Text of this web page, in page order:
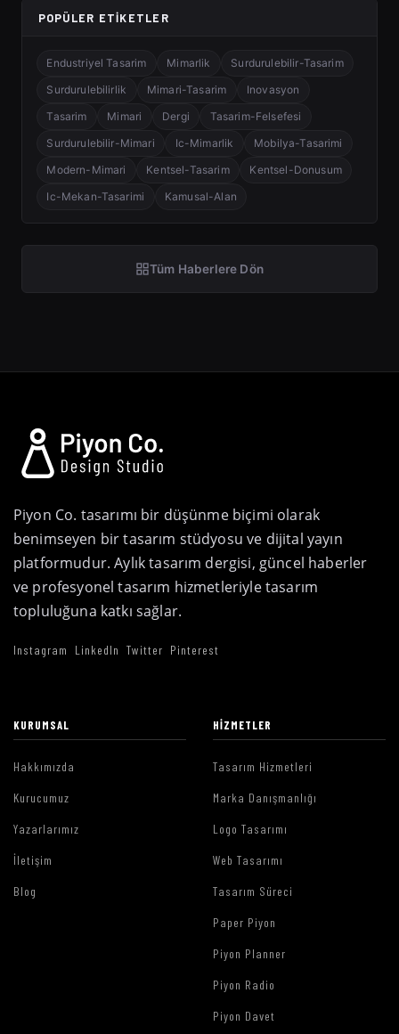
POPÜLER ETIKETLER
Endustriyel Tasarim Mimarlik
Surdurulebilir-Tasarim
Surdurulebilirlik
Mimari-Tasarim
Inovasyon
Tasarim
Mimari Dergi
Tasarim-Felsefesi
Surdurulebilir-Mimari
Ic-Mimarlik
Mobilya-Tasarimi
Modern-Mimari
Kentsel-Tasarim
Kentsel-Donusum
Ic-Mekan-Tasarimi
Kamusal-Alan
Tüm Haberlere Dön
Piyon Co. tasarımı bir düşünme biçimi olarak
benimseyen bir tasarım stüdyosu ve dijital yayın
platformudur. Aylık tasarım dergisi, güncel haberler
ve profesyonel tasarım hizmetleriyle tasarım
topluluğuna katkı sağlar.
Instagram LinkedIn Twitter Pinterest
KURUMSAL
Hakkımızda
Kurucumuz
Yazarlarımız
İletişim
Blog
HIZMETLER
Tasarım Hizmetleri
Marka Danışmanlığı
Logo Tasarımı
Web Tasarımı
Tasarım Süreci
Paper Piyon
Piyon Planner
Piyon Radio
Piyon Davet